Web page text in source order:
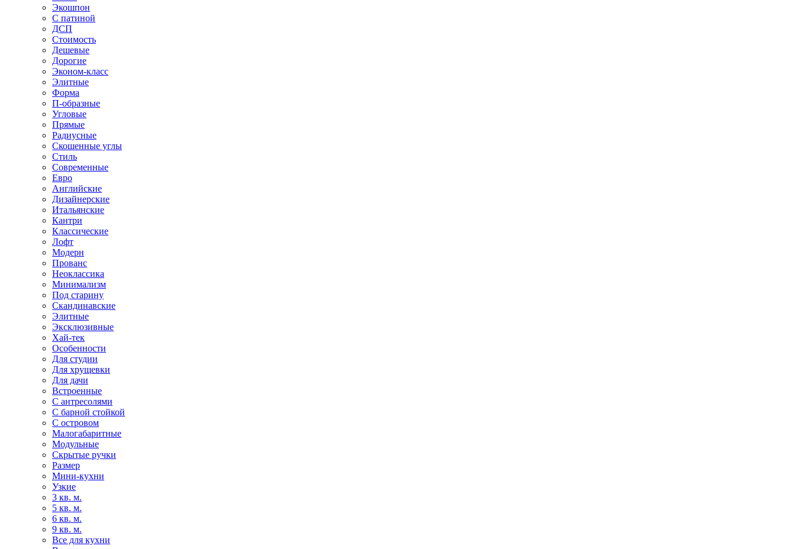
Экошпон
С патиной
ДСП
Стоимость
Дешевые
Дорогие
Эконом-класс
Элитные
Форма
П-образные
Угловые
Прямые
Радиусные
Скошенные углы
Стиль
Современные
Евро
Английские
Дизайнерские
Итальянские
Кантри
Классические
Лофт
Модерн
Прованс
Неоклассика
Минимализм
Под старину
Скандинавские
Элитные
Эксклюзивные
Хай-тек
Особенности
Для студии
Для хрущевки
Для дачи
Встроенные
С антресолями
С барной стойкой
С островом
Малогабаритные
Модульные
Скрытые ручки
Размер
Мини-кухни
Узкие
3 кв. м.
5 кв. м.
6 кв. м.
9 кв. м.
Все для кухни